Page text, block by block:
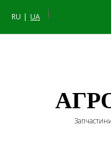
RU UA |